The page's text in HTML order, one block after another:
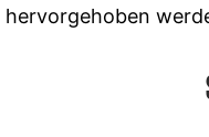
hervorgehoben